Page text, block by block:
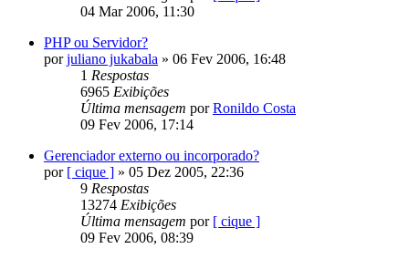
04 Mar 2006, 11:30
PHP ou Servidor?
porjuliano jukabala » 06 Fev 2006, 16:48
1 Respostas
6965 Exibições
Última mensagem porRonildo Costa
09 Fev 2006, 17:14
Gerenciador externo ou incorporado?
por [ cique ] » 05 Dez 2005, 22:36
9 Respostas
13274 Exibições
Última mensagem por [ cique ]
09 Fev 2006, 08:39